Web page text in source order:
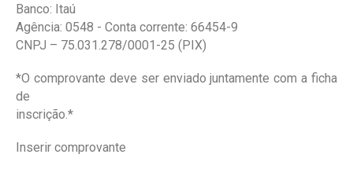
Banco: Itaú
Agência: 0548 - Conta corrente: 66454-9
CNPJ – 75.031.278/0001-25 (PIX)
*O comprovante deve ser enviado juntamente com a ficha
de
inscrição.*
Inserir comprovante